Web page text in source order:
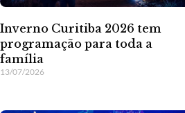
Inverno Curitiba 2026 tem
programação para toda a
família
13/07/2026